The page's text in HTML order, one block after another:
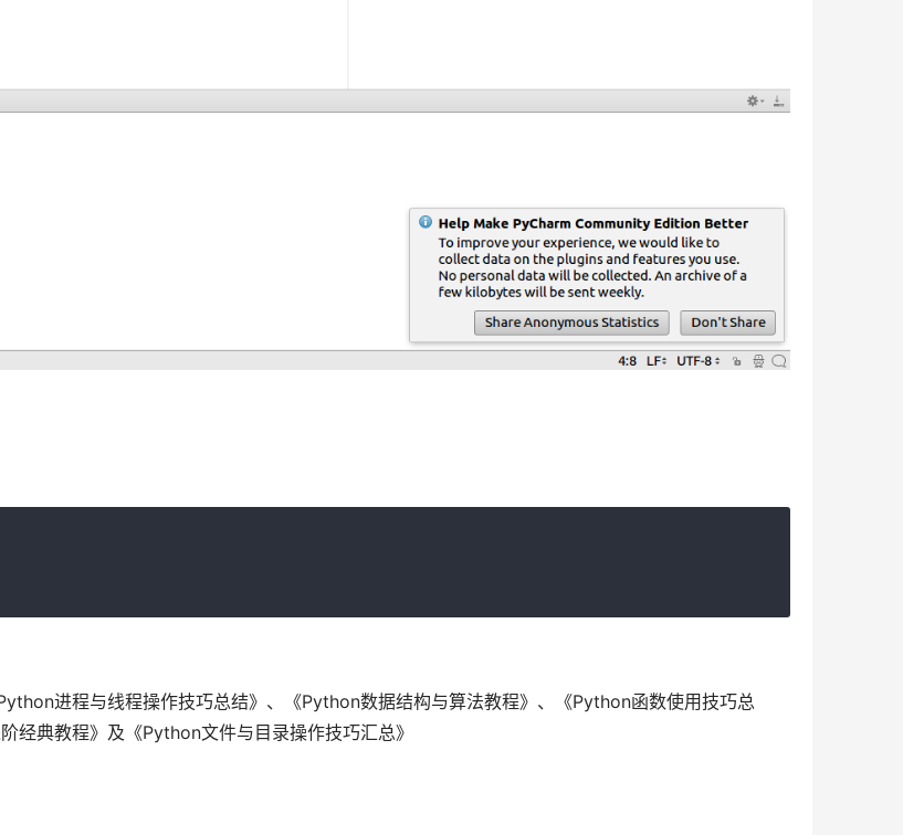
进程与线程操作技巧总结》、《Python数据结构与算法教程》、《Python函数使用技巧总
典教程》及《Python文件与目录操作技巧汇总》